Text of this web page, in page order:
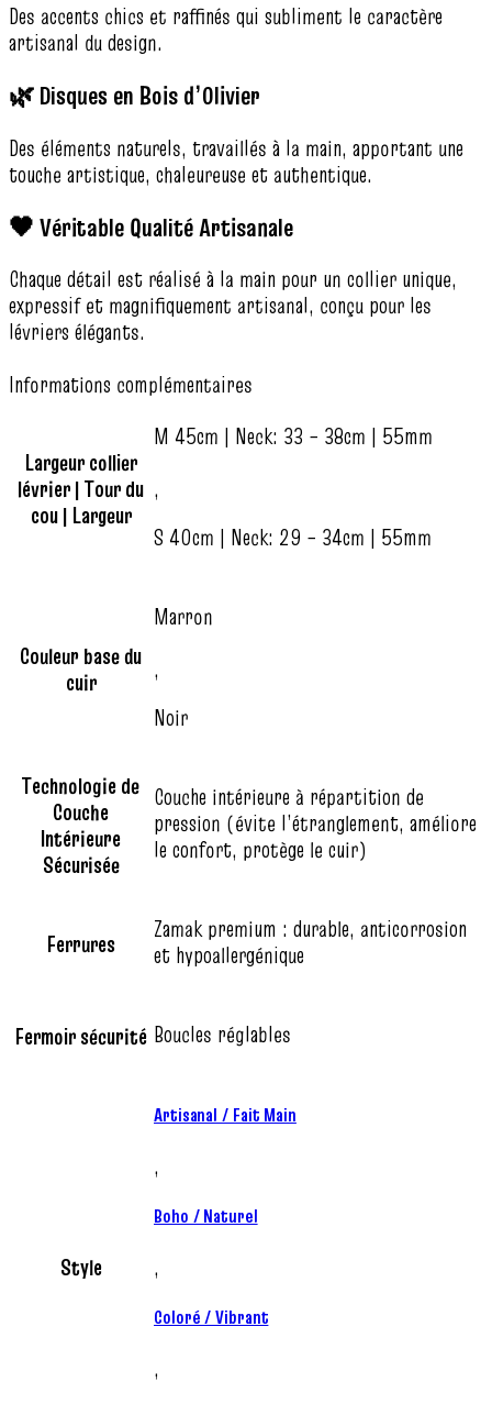
Des accents chics et raffinés qui subliment le caractère
artisanal du design.
🌿 Disques en Bois d’Olivier
Des éléments naturels, travaillés à la main, apportant une
touche artistique, chaleureuse et authentique.
🖤 Véritable Qualité Artisanale
Chaque détail est réalisé à la main pour un collier unique,
expressif et magnifiquement artisanal, conçu pour les
lévriers élégants.
Informations complémentaires
Largeur collier
lévrier | Tour du
cou | Largeur
M 45cm | Neck: 33 – 38cm | 55mm
,
S 40cm | Neck: 29 – 34cm | 55mm
Couleur base du
cuir
Marron
,
Noir
Technologie de
Couche
Intérieure
Sécurisée
Couche intérieure à répartition de
pression (évite l’étranglement, améliore
le confort, protège le cuir)
Ferrures
Zamak premium : durable, anticorrosion
et hypoallergénique
Fermoir sécurité Boucles réglables
Style
Artisanal / Fait Main
,
Boho / Naturel
,
Coloré / Vibrant
,